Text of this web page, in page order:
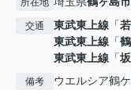
所在地
交通 東武東上線 「
東武東上線 「
東武東上線 「
備考
ウエルシア鶴